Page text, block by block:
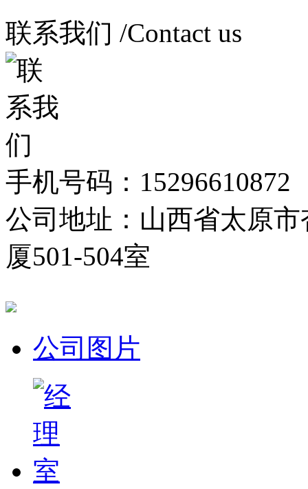
联系我们 /Contact us
手机号码：15296610872
公司地址：山西省太原
厦501-504室
公司图片